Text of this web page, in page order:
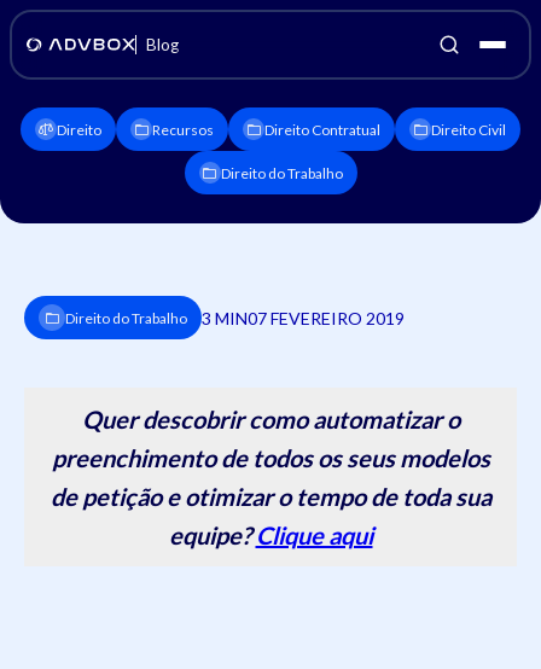
Blog
Direito Recursos Direito Contratual Direito Civil
Direito do Trabalho
Direito do Trabalho 3 MIN07 FEVEREIRO 2019
Quer descobrir como automatizar o
preenchimento de todos os seus modelos
de petição e otimizar o tempo de toda sua
equipe?Clique aqui